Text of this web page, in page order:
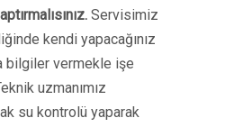
Servisimiz
kendi yapacağınız
bilgiler vermekle işe
uzmanımız
su kontrolü yaparak